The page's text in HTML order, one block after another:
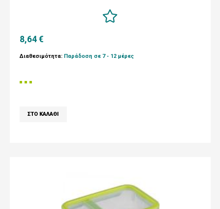
8,64 €
Διαθεσιμότητα: Παράδοση σε 7 - 12 μέρες